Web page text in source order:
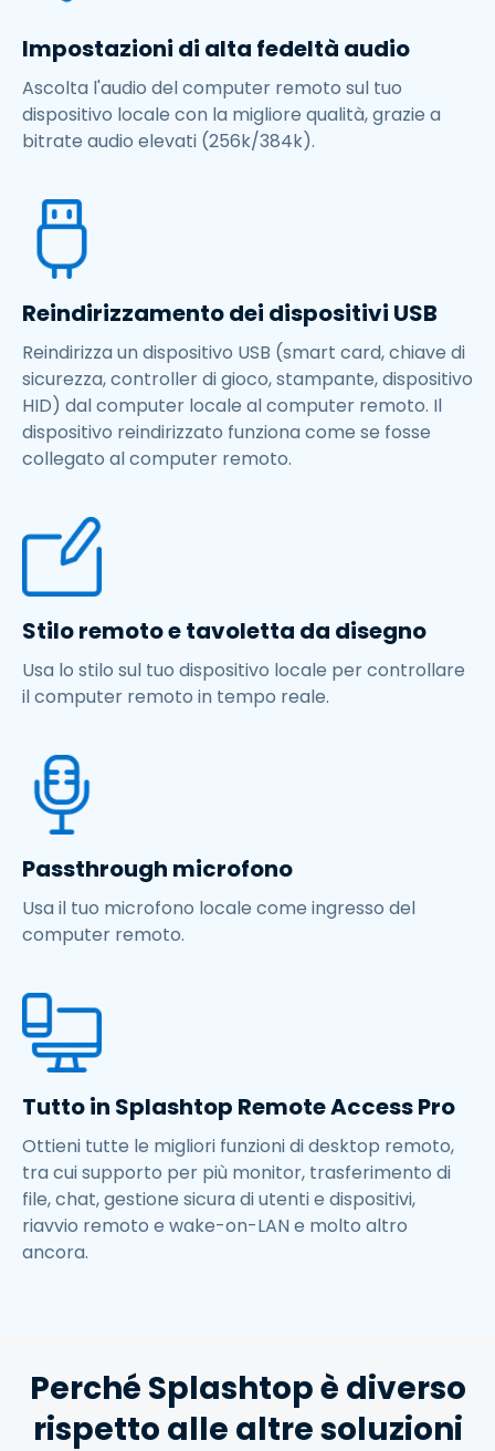
Impostazioni di alta fedeltà audio
Ascolta l'audio del computer remoto sul tuo
dispositivo locale con la migliore qualità, grazie a
bitrate audio elevati (256k/384k).
Reindirizzamento dei dispositivi USB
Reindirizza un dispositivo USB (smart card, chiave di
sicurezza, controller di gioco, stampante, dispositivo
HID) dal computer locale al computer remoto. Il
dispositivo reindirizzato funziona come se fosse
collegato al computer remoto.
Stilo remoto e tavoletta da disegno
Usa lo stilo sul tuo dispositivo locale per controllare
il computer remoto in tempo reale.
Passthrough microfono
Usa il tuo microfono locale come ingresso del
computer remoto.
Tutto in Splashtop Remote Access Pro
Ottieni tutte le migliori funzioni di desktop remoto,
tra cui supporto per più monitor, trasferimento di
file, chat, gestione sicura di utenti e dispositivi,
riavvio remoto e wake-on-LAN e molto altro
ancora.
Perché Splashtop è diverso
rispetto alle altre soluzioni